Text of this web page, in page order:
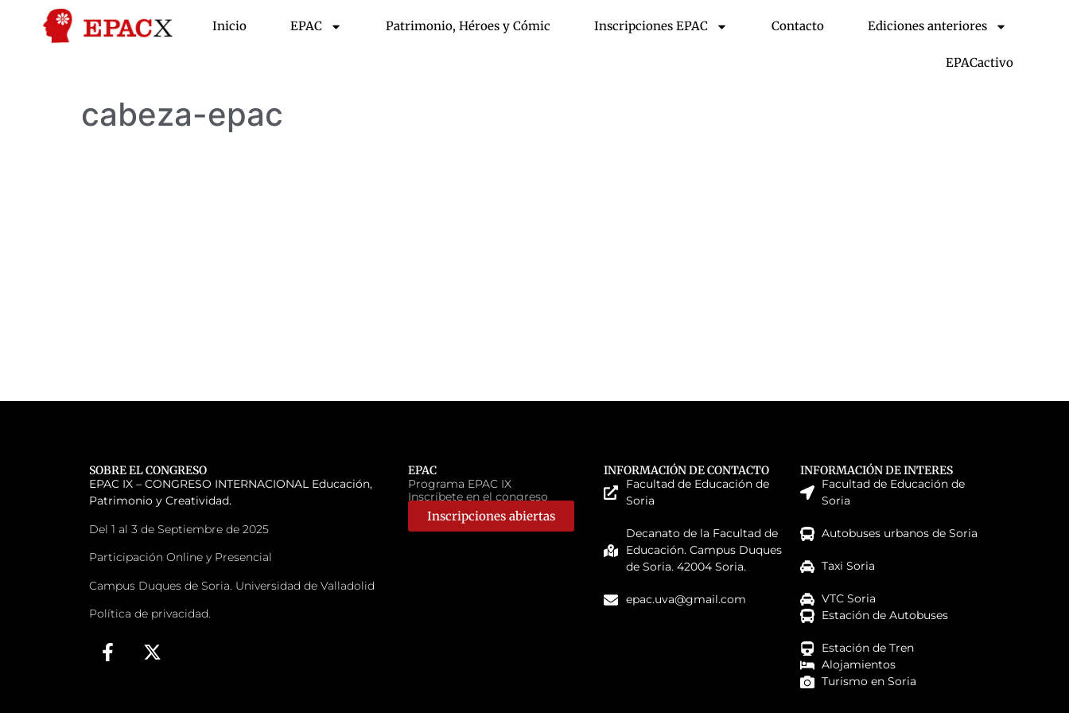
Inicio EPAC Patrimonio, Héroes y Cómic Inscripciones EPAC Contacto Ediciones anteriores
EPACactivo
cabeza-epac
SOBRE EL CONGRESO
EPAC IX – CONGRESO INTERNACIONAL Educación,
Patrimonio y Creatividad.
Del 1 al 3 de Septiembre de 2025
Participación Online y Presencial
Campus Duques de Soria. Universidad de Valladolid
Política de privacidad.
EPAC
Programa EPAC IX
Inscríbete en el congreso
Inscripciones abiertas
INFORMACIÓN DE CONTACTO
Facultad de Educación de
Soria
Decanato de la Facultad de
Educación. Campus Duques
de Soria. 42004 Soria.
epac.uva@gmail.com
INFORMACIÓN DE INTERES
Facultad de Educación de
Soria
Autobuses urbanos de Soria
Taxi Soria
VTC Soria
Estación de Autobuses
Estación de Tren
Alojamientos
Turismo en Soria